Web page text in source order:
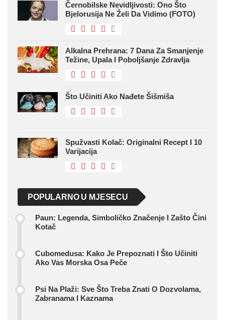
Černobilske Nevidljivosti: Ono Što
Bjelorusija Ne Želi Da Vidimo (FOTO)
Alkalna Prehrana: 7 Dana Za Smanjenje
Težine, Upala I Poboljšanje Zdravlja
Što Učiniti Ako Nađete Šišmiša
Spužvasti Kolač: Originalni Recept I 10
Varijacija
POPULARNO U MJESECU
Paun: Legenda, Simboličko Značenje I Zašto Čini
Kotač
Cubomedusa: Kako Je Prepoznati I Što Učiniti
Ako Vas Morska Osa Peče
Psi Na Plaži: Sve Što Treba Znati O Dozvolama,
Zabranama I Kaznama